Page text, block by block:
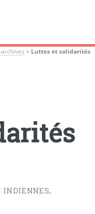
> Luttes et solidarités
INDIENNES,